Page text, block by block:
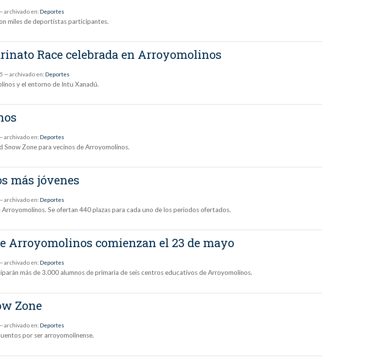
archivado en:Deportes
miles de deportistas participantes.
Race celebrada en Arroyomolinos
— archivado en:Deportes
y el entorno de Intu Xanadú.
archivado en:Deportes
Snow Zone para vecinos de Arroyomolinos.
más jóvenes
archivado en:Deportes
Se ofertan 440 plazas para cada uno de los periodos ofertados.
Arroyomolinos comienzan el 23 de mayo
archivado en:Deportes
más de 3.000 alumnos de primaria de seis centros educativos de Arroyomolinos.
Zone
archivado en:Deportes
por ser arroyomolinense.